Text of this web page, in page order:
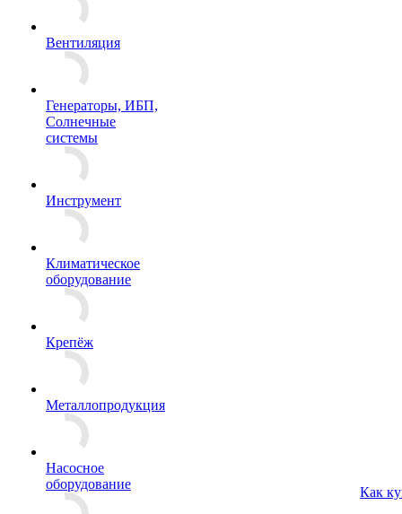
Вентиляция
Генераторы, ИБП,
Солнечные
системы
Инструмент
Климатическое
оборудование
Крепёж
Металлопродукция
Насосное
оборудование
Как